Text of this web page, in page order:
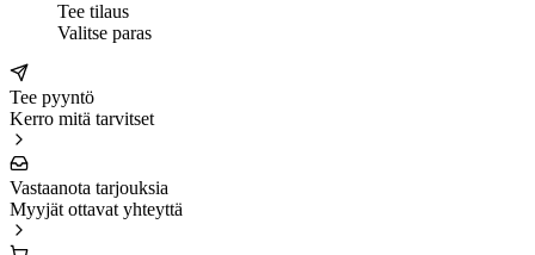
Tee tilaus
Valitse paras
Tee pyyntö
Kerro mitä tarvitset
Vastaanota tarjouksia
Myyjät ottavat yhteyttä